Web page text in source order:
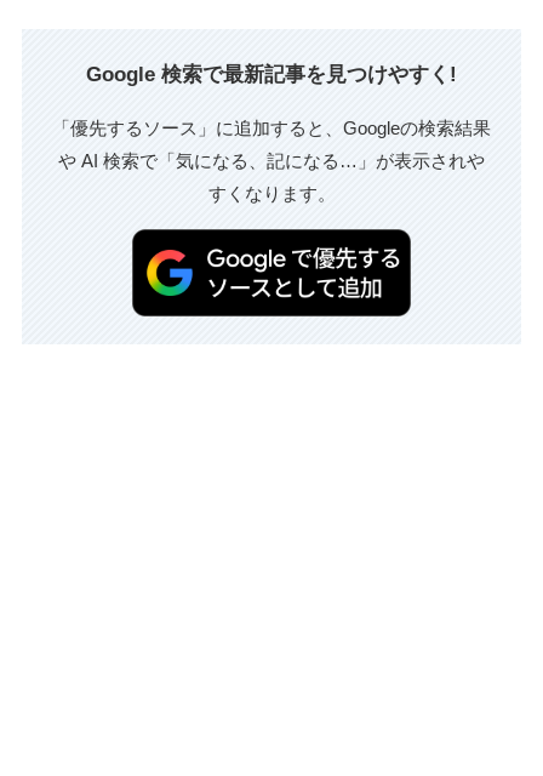
Google 検索で最新記事を見つけやすく!
「優先するソース」に追加すると、Googleの検索結果
や AI 検索で「気になる、記になる…」が表示されや
すくなります。